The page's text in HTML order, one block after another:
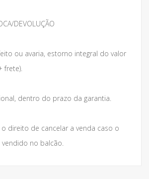
DEVOLUÇÃO
ou avaria, estorno integral do valor
frete).
dentro do prazo da garantia.
o direito de cancelar a venda caso o
no balcão.